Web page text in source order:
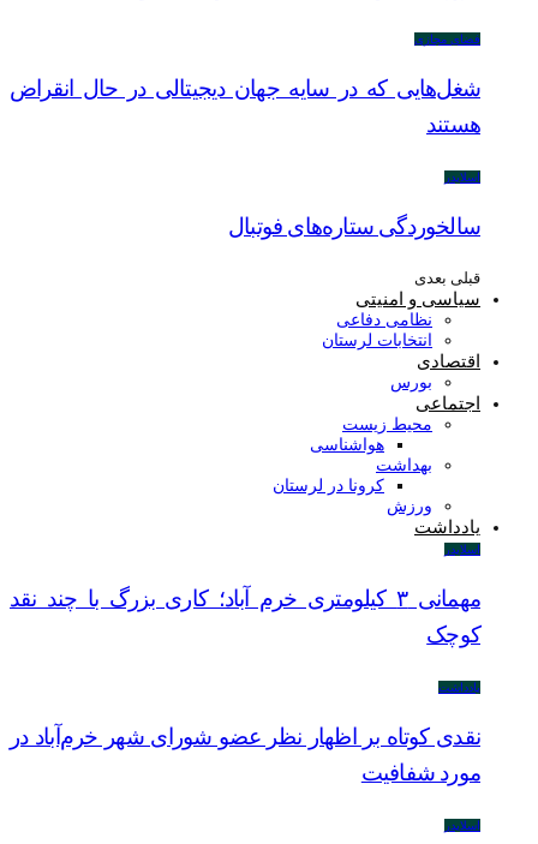
فضای مجازی
شغل‌‌هایی که در سایه جهان دیجیتالی در حال انقراض
هستند
اسلایدر
سالخوردگی ستاره‌های فوتبال
قبلی بعدی
سیاسی و امنیتی
نظامی دفاعی
انتخابات لرستان
اقتصادی
بورس
اجتماعی
محیط زیست
هواشناسی
بهداشت
کرونا در لرستان
ورزش
یادداشت
اسلایدر
مهمانی ۳ کیلومتری خرم آباد؛ کاری بزرگ با چند نقد
کوچک
یادداشت
نقدی کوتاه بر اظهار نظر عضو شورای شهر خرم‌آباد در
مورد شفافیت
اسلایدر